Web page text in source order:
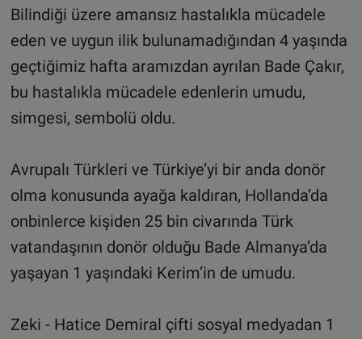
Bilindiği üzere amansız hastalıkla mücadele
eden ve uygun ilik bulunamadığından 4 yaşında
geçtiğimiz hafta aramızdan ayrılan Bade Çakır,
bu hastalıkla mücadele edenlerin umudu,
simgesi, sembolü oldu.
Avrupalı Türkleri ve Türkiye’yi bir anda donör
olma konusunda ayağa kaldıran, Hollanda’da
onbinlerce kişiden 25 bin civarında Türk
vatandaşının donör olduğu Bade Almanya’da
yaşayan 1 yaşındaki Kerim’in de umudu.
Zeki - Hatice Demiral çifti sosyal medyadan 1